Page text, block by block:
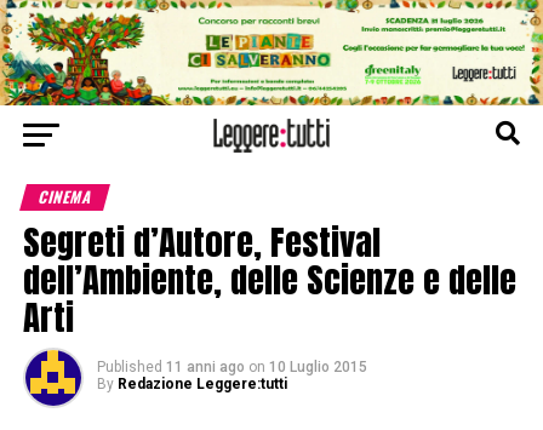
CINEMA
Segreti d’Autore, Festival
dell’Ambiente, delle Scienze e delle
Arti
Published 11 anni ago on 10 Luglio 2015
By Redazione Leggere:tutti